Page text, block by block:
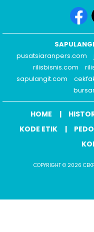
pusatsiaranpers.com
rilisbisnis.com
sapulangit.com
HOME
KODE ETIK
COPYRIGHT © 2026